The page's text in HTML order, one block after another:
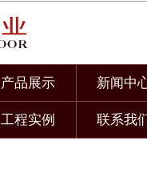
产品展示 新闻中
工程实例 联系我